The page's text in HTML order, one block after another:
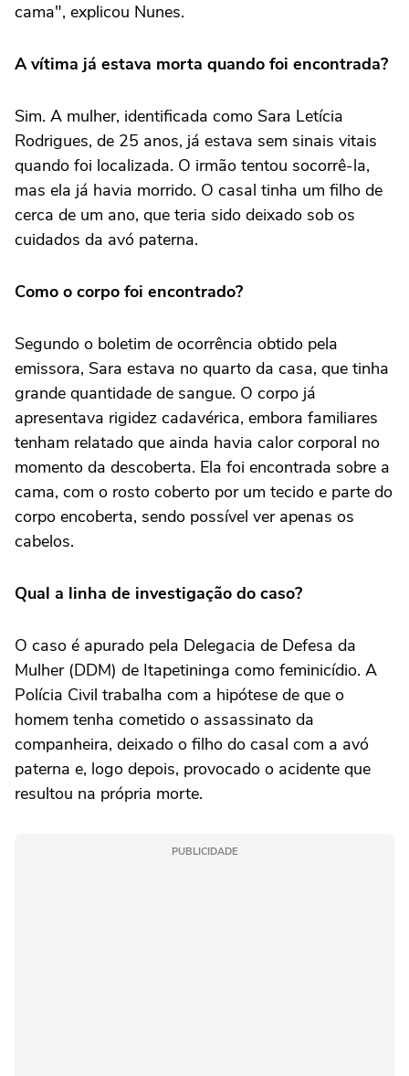
cama", explicou Nunes.
A vítima já estava morta quando foi encontrada?
Sim. A mulher, identificada como Sara Letícia
Rodrigues, de 25 anos, já estava sem sinais vitais
quando foi localizada. O irmão tentou socorrê-la,
mas ela já havia morrido. O casal tinha um filho de
cerca de um ano, que teria sido deixado sob os
cuidados da avó paterna.
Como o corpo foi encontrado?
Segundo o boletim de ocorrência obtido pela
emissora, Sara estava no quarto da casa, que tinha
grande quantidade de sangue. O corpo já
apresentava rigidez cadavérica, embora familiares
tenham relatado que ainda havia calor corporal no
momento da descoberta. Ela foi encontrada sobre a
cama, com o rosto coberto por um tecido e parte do
corpo encoberta, sendo possível ver apenas os
cabelos.
Qual a linha de investigação do caso?
O caso é apurado pela Delegacia de Defesa da
Mulher (DDM) de Itapetininga como feminicídio. A
Polícia Civil trabalha com a hipótese de que o
homem tenha cometido o assassinato da
companheira, deixado o filho do casal com a avó
paterna e, logo depois, provocado o acidente que
resultou na própria morte.
PUBLICIDADE